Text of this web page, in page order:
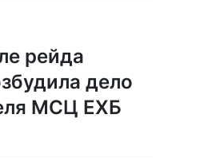
рейда
дело
МСЦ ЕХБ